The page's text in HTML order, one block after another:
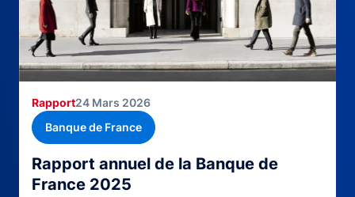
Rapport annuel de la Banque de
France 2025
Rapport24 Mars 2026
Banque de France